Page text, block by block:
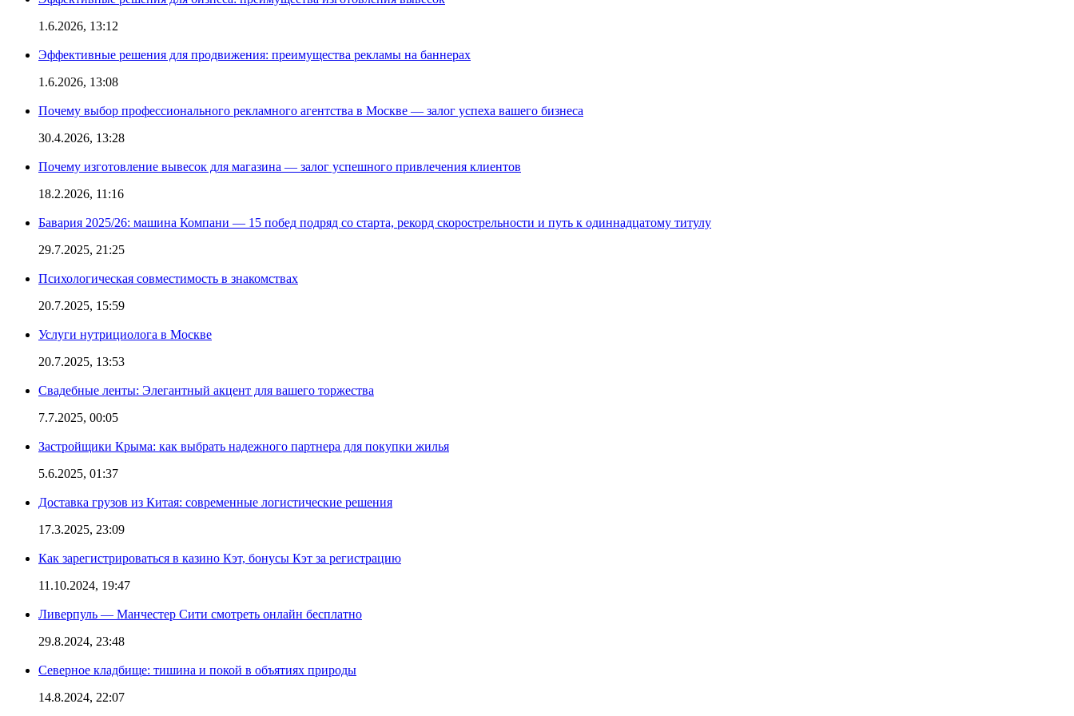
1.6.2026, 13:12
Эффективные решения для продвижения: преимущества рекламы на баннерах
1.6.2026, 13:08
Почему выбор профессионального рекламного агентства в Москве — залог успеха вашего бизнеса
30.4.2026, 13:28
Почему изготовление вывесок для магазина — залог успешного привлечения клиентов
18.2.2026, 11:16
Бавария 2025/26: машина Компани — 15 побед подряд со старта, рекорд скорострельности и путь к одиннадцатому титулу
29.7.2025, 21:25
Психологическая совместимость в знакомствах
20.7.2025, 15:59
Услуги нутрициолога в Москве
20.7.2025, 13:53
Свадебные ленты: Элегантный акцент для вашего торжества
7.7.2025, 00:05
Застройщики Крыма: как выбрать надежного партнера для покупки жилья
5.6.2025, 01:37
Доставка грузов из Китая: современные логистические решения
17.3.2025, 23:09
Как зарегистрироваться в казино Кэт, бонусы Кэт за регистрацию
11.10.2024, 19:47
Ливерпуль — Манчестер Сити смотреть онлайн бесплатно
29.8.2024, 23:48
Северное кладбище: тишина и покой в объятиях природы
14.8.2024, 22:07